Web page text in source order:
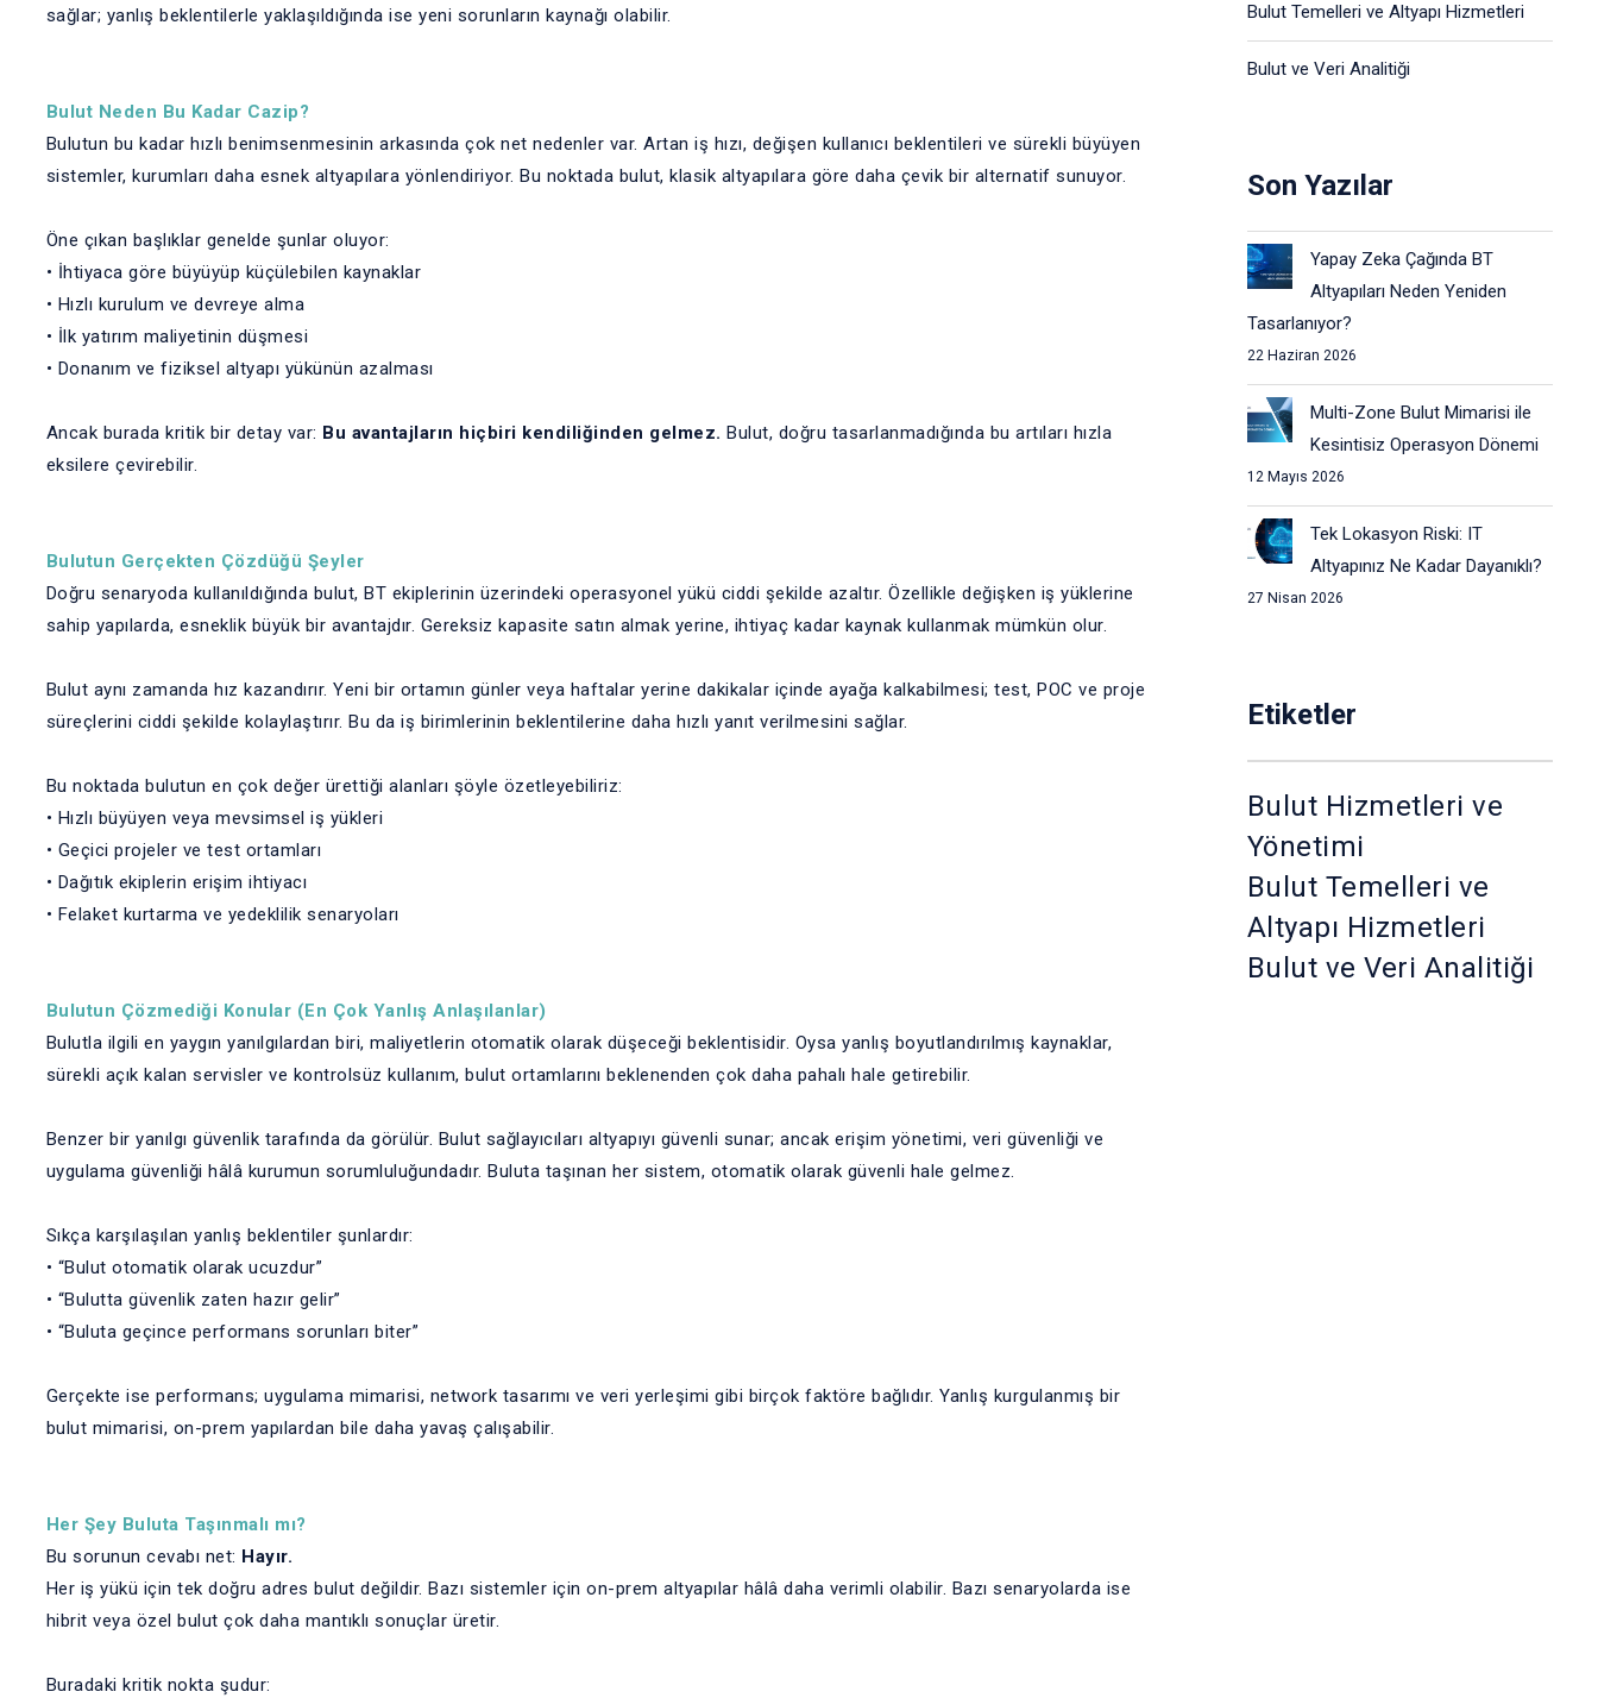
sağlar; yanlış beklentilerle yaklaşıldığında ise yeni sorunların kaynağı olabilir.
Bulut Neden Bu Kadar Cazip?
Bulutun bu kadar hızlı benimsenmesinin arkasında çok net nedenler var. Artan iş hızı, değişen kullanıcı beklentileri ve sürekli büyüyen
sistemler, kurumları daha esnek altyapılara yönlendiriyor. Bu noktada bulut, klasik altyapılara göre daha çevik bir alternatif sunuyor.
Öne çıkan başlıklar genelde şunlar oluyor:
• İhtiyaca göre büyüyüp küçülebilen kaynaklar
• Hızlı kurulum ve devreye alma
• İlk yatırım maliyetinin düşmesi
• Donanım ve fiziksel altyapı yükünün azalması
Ancak burada kritik bir detay var: Bu avantajların hiçbiri kendiliğinden gelmez. Bulut, doğru tasarlanmadığında bu artıları hızla
eksilere çevirebilir.
Bulutun Gerçekten Çözdüğü Şeyler
Doğru senaryoda kullanıldığında bulut, BT ekiplerinin üzerindeki operasyonel yükü ciddi şekilde azaltır. Özellikle değişken iş yüklerine
sahip yapılarda, esneklik büyük bir avantajdır. Gereksiz kapasite satın almak yerine, ihtiyaç kadar kaynak kullanmak mümkün olur.
Bulut aynı zamanda hız kazandırır. Yeni bir ortamın günler veya haftalar yerine dakikalar içinde ayağa kalkabilmesi; test, POC ve proje
süreçlerini ciddi şekilde kolaylaştırır. Bu da iş birimlerinin beklentilerine daha hızlı yanıt verilmesini sağlar.
Bu noktada bulutun en çok değer ürettiği alanları şöyle özetleyebiliriz:
• Hızlı büyüyen veya mevsimsel iş yükleri
• Geçici projeler ve test ortamları
• Dağıtık ekiplerin erişim ihtiyacı
• Felaket kurtarma ve yedeklilik senaryoları
Bulutun Çözmediği Konular (En Çok Yanlış Anlaşılanlar)
Bulutla ilgili en yaygın yanılgılardan biri, maliyetlerin otomatik olarak düşeceği beklentisidir. Oysa yanlış boyutlandırılmış kaynaklar,
sürekli açık kalan servisler ve kontrolsüz kullanım, bulut ortamlarını beklenenden çok daha pahalı hale getirebilir.
Benzer bir yanılgı güvenlik tarafında da görülür. Bulut sağlayıcıları altyapıyı güvenli sunar; ancak erişim yönetimi, veri güvenliği ve
uygulama güvenliği hâlâ kurumun sorumluluğundadır. Buluta taşınan her sistem, otomatik olarak güvenli hale gelmez.
Sıkça karşılaşılan yanlış beklentiler şunlardır:
• “Bulut otomatik olarak ucuzdur”
• “Bulutta güvenlik zaten hazır gelir”
• “Buluta geçince performans sorunları biter”
Gerçekte ise performans; uygulama mimarisi, network tasarımı ve veri yerleşimi gibi birçok faktöre bağlıdır. Yanlış kurgulanmış bir
bulut mimarisi, on-prem yapılardan bile daha yavaş çalışabilir.
Her Şey Buluta Taşınmalı mı?
Bu sorunun cevabı net: Hayır.
Her iş yükü için tek doğru adres bulut değildir. Bazı sistemler için on-prem altyapılar hâlâ daha verimli olabilir. Bazı senaryolarda ise
hibrit veya özel bulut çok daha mantıklı sonuçlar üretir.
Buradaki kritik nokta şudur:
Bulut Temelleri ve Altyapı Hizmetleri
Bulut ve Veri Analitiği
Son Yazılar
Yapay Zeka Çağında BT
Altyapıları Neden Yeniden
Tasarlanıyor?
22 Haziran 2026
Multi-Zone Bulut Mimarisi ile
Kesintisiz Operasyon Dönemi
12 Mayıs 2026
Tek Lokasyon Riski: IT
Altyapınız Ne Kadar Dayanıklı?
27 Nisan 2026
Etiketler
Bulut Hizmetleri ve
Yönetimi
Bulut Temelleri ve
Altyapı Hizmetleri
Bulut ve Veri Analitiği